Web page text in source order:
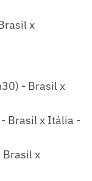
x
- Brasil x
Brasil x Itália -
Brasil x